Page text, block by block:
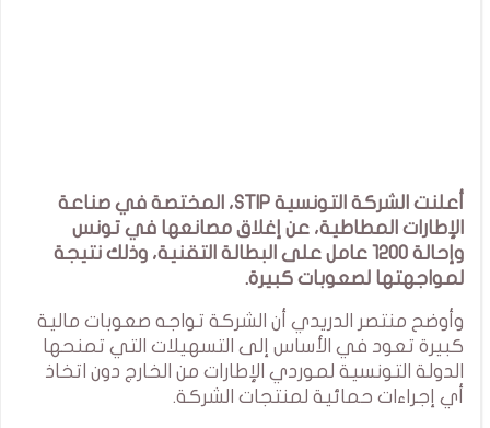
أعلنت الشركة التونسية STIP، المختصة في صناعة
الإطارات المطاطية، عن إغلاق مصانعها في تونس
وإحالة 1200 عامل على البطالة التقنية، وذلك نتيجة
لمواجهتها لصعوبات كبيرة.
وأوضح منتصر الدريدي أن الشركة تواجه صعوبات مالية
كبيرة تعود في الأساس إلى التسهيلات التي تمنحها
الدولة التونسية لموردي الإطارات من الخارج دون اتخاذ
أي إجراءات حمائية لمنتجات الشركة.